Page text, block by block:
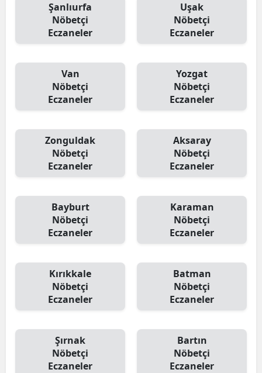
Şanlıurfa
Nöbetçi
Eczaneler
Uşak
Nöbetçi
Eczaneler
Van
Nöbetçi
Eczaneler
Yozgat
Nöbetçi
Eczaneler
Zonguldak
Nöbetçi
Eczaneler
Aksaray
Nöbetçi
Eczaneler
Bayburt
Nöbetçi
Eczaneler
Karaman
Nöbetçi
Eczaneler
Kırıkkale
Nöbetçi
Eczaneler
Batman
Nöbetçi
Eczaneler
Şırnak
Nöbetçi
Eczaneler
Bartın
Nöbetçi
Eczaneler